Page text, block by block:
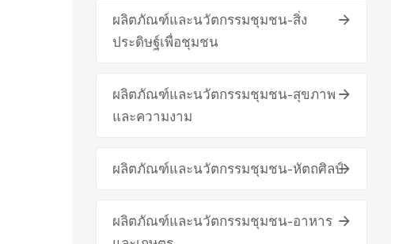
ผลิตภัณฑ์และนวัตกรรมชุมชน-สิ่ง
ประดิษฐ์เพื่อชุมชน
ผลิตภัณฑ์และนวัตกรรมชุมชน-สุขภาพ
และความงาม
ผลิตภัณฑ์และนวัตกรรมชุมชน-หัตถศิลป์
ผลิตภัณฑ์และนวัตกรรมชุมชน-อาหาร